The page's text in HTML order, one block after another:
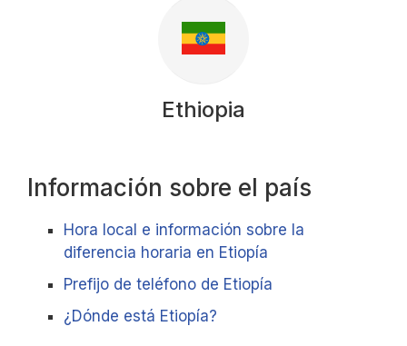
Ethiopia
Información sobre el país
Hora local e información sobre la
diferencia horaria en Etiopía
Prefijo de teléfono de Etiopía
¿Dónde está Etiopía?